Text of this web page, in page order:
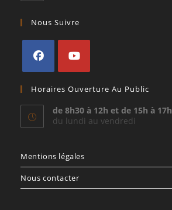
Nous Suivre
dans
un
nouvel
dans
un
nouvel
Horaires Ouverture Au Public
de 8h30 à 12h et de 15h à 17h
du lundi au vendredi
Mentions légales
Nous contacter